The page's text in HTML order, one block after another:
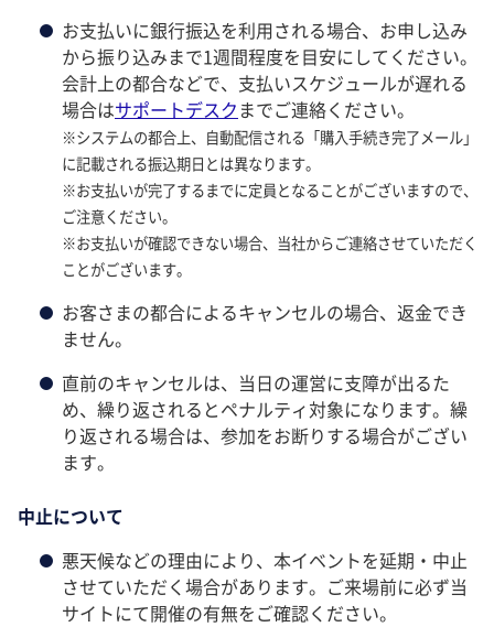
お支払いに銀行振込を利用される場合、お申し込み
から振り込みまで1週間程度を目安にしてください。
会計上の都合などで、支払いスケジュールが遅れる
場合はサポートデスク までご連絡ください。
※システムの都合上、自動配信される「購入手続き完了メール」
に記載される振込期日とは異なります。
※お支払いが完了するまでに定員となることがございますので、
ご注意ください。
※お支払いが確認できない場合、当社からご連絡させていただく
ことがございます。
お客さまの都合によるキャンセルの場合、返金でき
ません。
直前のキャンセルは、当日の運営に支障が出るた
め、繰り返されるとペナルティ対象になります。繰
り返される場合は、参加をお断りする場合がござい
ます。
中止について
悪天候などの理由により、本イベントを延期・中止
させていただく場合があります。ご来場前に必ず当
サイトにて開催の有無をご確認ください。